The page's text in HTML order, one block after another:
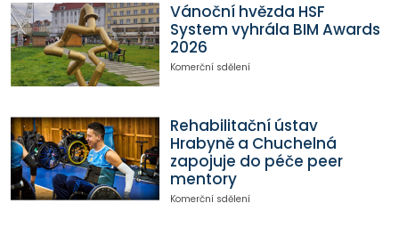
Vánoční hvězda HSF
System vyhrála BIM Awards
2026
Komerční sdělení
Rehabilitační ústav
Hrabyně a Chuchelná
zapojuje do péče peer
mentory
Komerční sdělení